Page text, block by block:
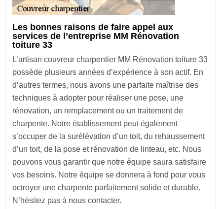
Les bonnes raisons de faire appel aux
services de l’entreprise MM Rénovation
toiture 33
L’artisan couvreur charpentier MM Rénovation toiture 33
possède plusieurs années d’expérience à son actif. En
d’autres termes, nous avons une parfaite maîtrise des
techniques à adopter pour réaliser une pose, une
rénovation, un remplacement ou un traitement de
charpente. Notre établissement peut également
s’occuper de la surélévation d’un toit, du rehaussement
d’un toit, de la pose et rénovation de linteau, etc. Nous
pouvons vous garantir que notre équipe saura satisfaire
vos besoins. Notre équipe se donnera à fond pour vous
octroyer une charpente parfaitement solide et durable.
N’hésitez pas à nous contacter.